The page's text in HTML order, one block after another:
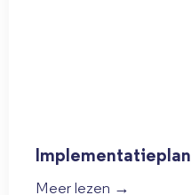
Implementatieplan
Meer lezen →